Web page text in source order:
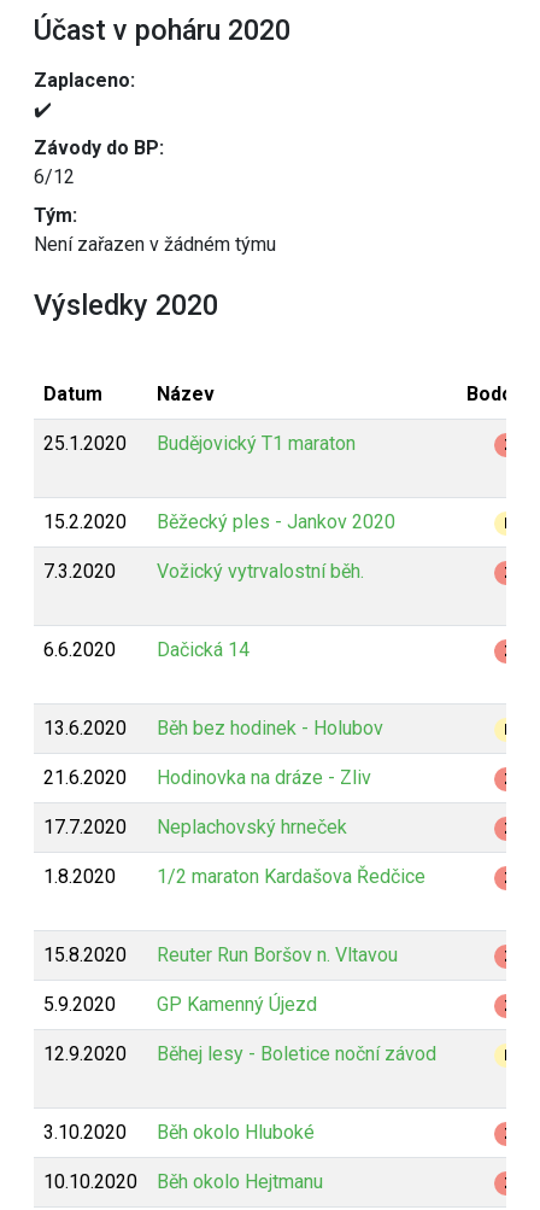
Účast v poháru 2020
Zaplaceno:
✔️
Závody do BP:
6/12
Tým:
Není zařazen v žádném týmu
Výsledky 2020
Datum Název
25.1.2020 Budějovický T1 maraton Z
15.2.2020 Běžecký ples - Jankov 2020
7.3.2020 Vožický vytrvalostní běh. Z
6.6.2020 Dačická 14 Z
13.6.2020 Běh bez hodinek - Holubov
21.6.2020 Hodinovka na dráze - Zliv Z
17.7.2020 Neplachovský hrneček Z
1.8.2020 1/2 maraton Kardašova Ředčice Z
15.8.2020 Reuter Run Boršov n. Vltavou Z
5.9.2020 GP Kamenný Újezd Z
12.9.2020 Běhej lesy - Boletice noční závod
3.10.2020 Běh okolo Hluboké Z
10.10.2020 Běh okolo Hejtmanu Z